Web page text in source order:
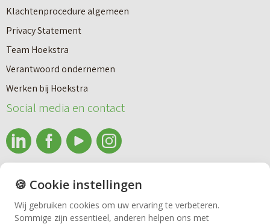
Nieuwbouw
Huren
Bedrijfsmakelaardij
e
n
n
i
e
u
o
w
u
Klachtenprocedure algemeen
Privacy Statement
Team Hoekstra
Verantwoord ondernemen
Werken bij Hoekstra
Social media en contact
info@makelaardijhoekstra.nl
Alle contactgegevens
Bekijk de laatste nieuwsbrief van Makelaardij Hoekstra
🍪 Cookie instellingen
Wij gebruiken cookies om uw ervaring te verbeteren.
Sommige zijn essentieel, anderen helpen ons met